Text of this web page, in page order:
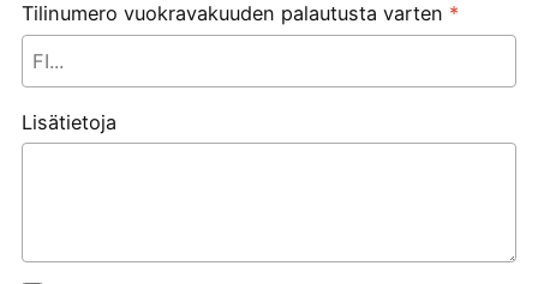
Tilinumero vuokravakuuden palautusta varten *
Lisätietoja